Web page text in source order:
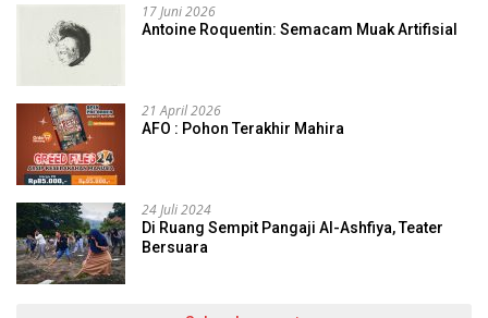
17 Juni 2026
Antoine Roquentin: Semacam Muak Artifisial
21 April 2026
AFO : Pohon Terakhir Mahira
24 Juli 2024
Di Ruang Sempit Pangaji Al-Ashfiya, Teater
Bersuara